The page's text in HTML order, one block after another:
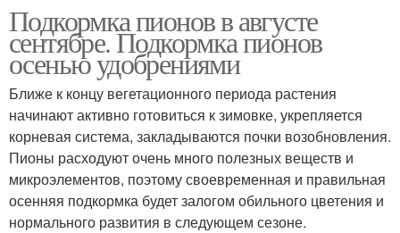
Подкормка пионов в августе
сентябре. Подкормка пионов
осенью удобрениями
Ближе к концу вегетационного периода растения
начинают активно готовиться к зимовке, укрепляется
корневая система, закладываются почки возобновления.
Пионы расходуют очень много полезных веществ и
микроэлементов, поэтому своевременная и правильная
осенняя подкормка будет залогом обильного цветения и
нормального развития в следующем сезоне.